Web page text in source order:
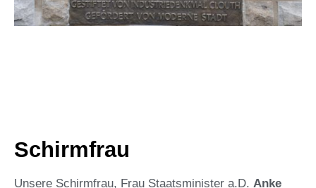
Schirmfrau
Unsere Schirmfrau, Frau Staatsminister a.D. Anke